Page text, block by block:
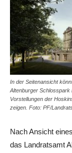
In der Seitenansicht
Altenburger
Vorstellungen der
zeigen. Foto: PF/
Nach Ansicht
das Landratsamt